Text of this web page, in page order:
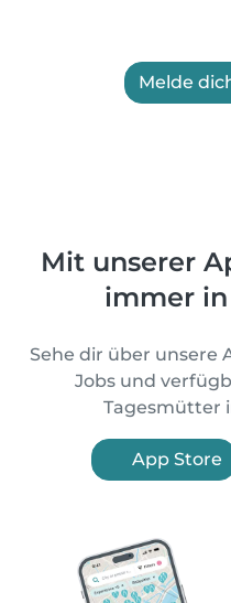
Melde
Mit unserer
immer
Sehe dir über unsere
Jobs und
Tagesmütter
App Store